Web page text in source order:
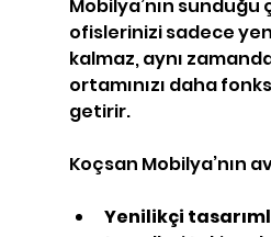
Mobilya’nın sunduğu
ofislerinizi sadece
kalmaz, aynı
ortamınızı daha
getirir.
Koçsan Mobilya’nın
Yenilikçi